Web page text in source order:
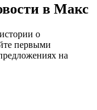
в Макс
о
первыми
на